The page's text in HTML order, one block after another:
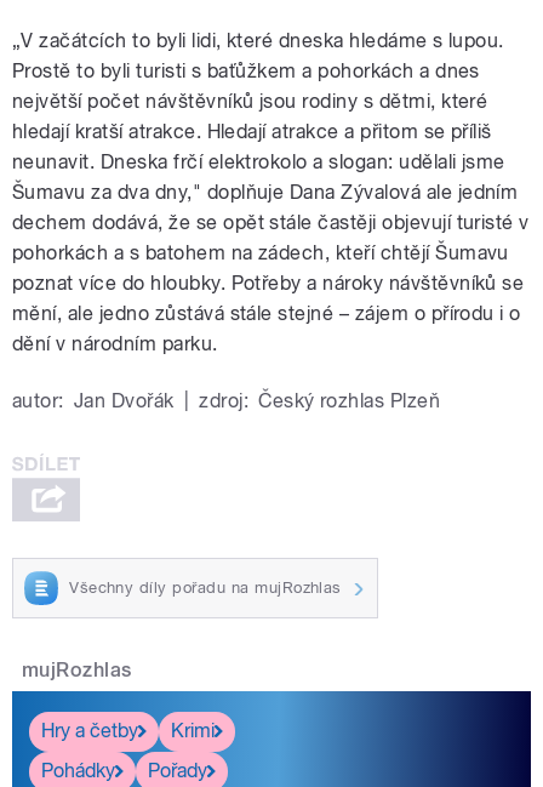
„V začátcích to byli lidi, které dneska hledáme s lupou.
Prostě to byli turisti s baťůžkem a pohorkách a dnes
největší počet návštěvníků jsou rodiny s dětmi, které
hledají kratší atrakce. Hledají atrakce a přitom se příliš
neunavit. Dneska frčí elektrokolo a slogan: udělali jsme
Šumavu za dva dny," doplňuje Dana Zývalová ale jedním
dechem dodává, že se opět stále častěji objevují turisté v
pohorkách a s batohem na zádech, kteří chtějí Šumavu
poznat více do hloubky. Potřeby a nároky návštěvníků se
mění, ale jedno zůstává stále stejné – zájem o přírodu i o
dění v národním parku.
autor: Jan Dvořák zdroj: Český rozhlas Plzeň
Všechny díly pořadu na mujRozhlas
mujRozhlas
Hry a četby
Krimi
Pohádky
Pořady